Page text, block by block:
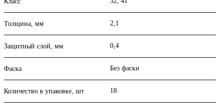
Толщина, мм 2,1
Защитный слой, мм 0,4
Фаска Без фаски
Количество в упаковке, шт 18